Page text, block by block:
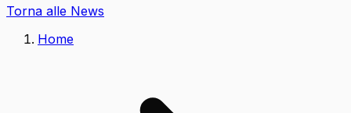
Torna alle News
Home